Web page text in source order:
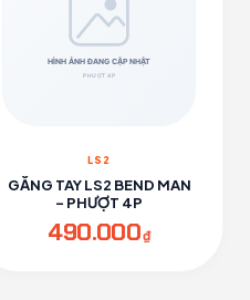
LS2
GĂNG TAY LS2 BEND MAN
- PHƯỢT 4P
490.000₫